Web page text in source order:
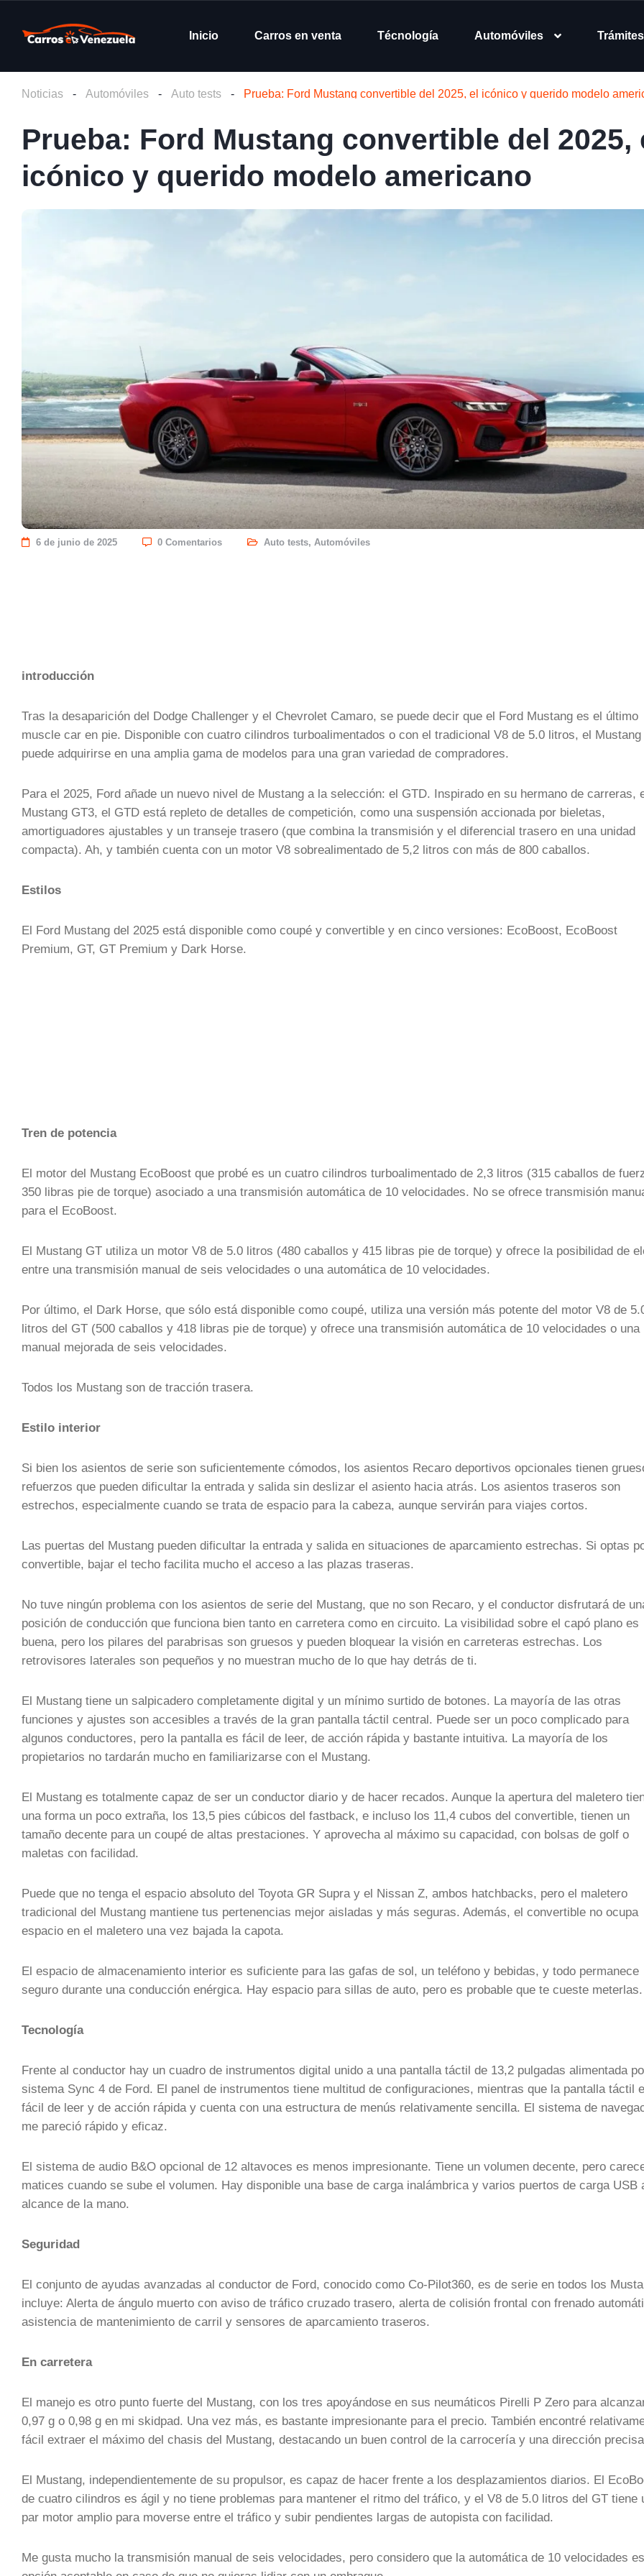
Inicio Carros en venta Técnología Automóviles
Noticias - Automóviles - Auto tests - Prueba: Ford Mustang convertible del 2025, el icónico y querido modelo
Prueba: Ford Mustang convertible del 2025,
icónico y querido modelo americano
6 de junio de 2025 0 Comentarios Auto tests, Automóviles
introducción
Tras la desaparición del Dodge Challenger y el Chevrolet Camaro, se puede decir que el Ford Mustang es el último
muscle car en pie. Disponible con cuatro cilindros turboalimentados o con el tradicional V8 de 5.0 litros, el Mustang
puede adquirirse en una amplia gama de modelos para una gran variedad de compradores.
Para el 2025, Ford añade un nuevo nivel de Mustang a la selección: el GTD. Inspirado en su hermano de carreras,
Mustang GT3, el GTD está repleto de detalles de competición, como una suspensión accionada por bieletas,
amortiguadores ajustables y un transeje trasero (que combina la transmisión y el diferencial trasero en una unidad
compacta). Ah, y también cuenta con un motor V8 sobrealimentado de 5,2 litros con más de 800 caballos.
Estilos
El Ford Mustang del 2025 está disponible como coupé y convertible y en cinco versiones: EcoBoost, EcoBoost
Premium, GT, GT Premium y Dark Horse.
Tren de potencia
El motor del Mustang EcoBoost que probé es un cuatro cilindros turboalimentado de 2,3 litros (315 caballos de
350 libras pie de torque) asociado a una transmisión automática de 10 velocidades. No se ofrece transmisión
para el EcoBoost.
El Mustang GT utiliza un motor V8 de 5.0 litros (480 caballos y 415 libras pie de torque) y ofrece la posibilidad de
entre una transmisión manual de seis velocidades o una automática de 10 velocidades.
Por último, el Dark Horse, que sólo está disponible como coupé, utiliza una versión más potente del motor V8 de
litros del GT (500 caballos y 418 libras pie de torque) y ofrece una transmisión automática de 10 velocidades o una
manual mejorada de seis velocidades.
Todos los Mustang son de tracción trasera.
Estilo interior
Si bien los asientos de serie son suficientemente cómodos, los asientos Recaro deportivos opcionales tienen
refuerzos que pueden dificultar la entrada y salida sin deslizar el asiento hacia atrás. Los asientos traseros son
estrechos, especialmente cuando se trata de espacio para la cabeza, aunque servirán para viajes cortos.
Las puertas del Mustang pueden dificultar la entrada y salida en situaciones de aparcamiento estrechas. Si optas
convertible, bajar el techo facilita mucho el acceso a las plazas traseras.
No tuve ningún problema con los asientos de serie del Mustang, que no son Recaro, y el conductor disfrutará de
posición de conducción que funciona bien tanto en carretera como en circuito. La visibilidad sobre el capó plano es
buena, pero los pilares del parabrisas son gruesos y pueden bloquear la visión en carreteras estrechas. Los
retrovisores laterales son pequeños y no muestran mucho de lo que hay detrás de ti.
El Mustang tiene un salpicadero completamente digital y un mínimo surtido de botones. La mayoría de las otras
funciones y ajustes son accesibles a través de la gran pantalla táctil central. Puede ser un poco complicado para
algunos conductores, pero la pantalla es fácil de leer, de acción rápida y bastante intuitiva. La mayoría de los
propietarios no tardarán mucho en familiarizarse con el Mustang.
El Mustang es totalmente capaz de ser un conductor diario y de hacer recados. Aunque la apertura del maletero
una forma un poco extraña, los 13,5 pies cúbicos del fastback, e incluso los 11,4 cubos del convertible, tienen un
tamaño decente para un coupé de altas prestaciones. Y aprovecha al máximo su capacidad, con bolsas de golf o
maletas con facilidad.
Puede que no tenga el espacio absoluto del Toyota GR Supra y el Nissan Z, ambos hatchbacks, pero el maletero
tradicional del Mustang mantiene tus pertenencias mejor aisladas y más seguras. Además, el convertible no ocupa
espacio en el maletero una vez bajada la capota.
El espacio de almacenamiento interior es suficiente para las gafas de sol, un teléfono y bebidas, y todo permanece
seguro durante una conducción enérgica. Hay espacio para sillas de auto, pero es probable que te cueste meterlas.
Tecnología
Frente al conductor hay un cuadro de instrumentos digital unido a una pantalla táctil de 13,2 pulgadas alimentada
sistema Sync 4 de Ford. El panel de instrumentos tiene multitud de configuraciones, mientras que la pantalla táctil
fácil de leer y de acción rápida y cuenta con una estructura de menús relativamente sencilla. El sistema de
me pareció rápido y eficaz.
El sistema de audio B&O opcional de 12 altavoces es menos impresionante. Tiene un volumen decente, pero
matices cuando se sube el volumen. Hay disponible una base de carga inalámbrica y varios puertos de carga USB
alcance de la mano.
Seguridad
El conjunto de ayudas avanzadas al conductor de Ford, conocido como Co-Pilot360, es de serie en todos los
incluye: Alerta de ángulo muerto con aviso de tráfico cruzado trasero, alerta de colisión frontal con frenado
asistencia de mantenimiento de carril y sensores de aparcamiento traseros.
En carretera
El manejo es otro punto fuerte del Mustang, con los tres apoyándose en sus neumáticos Pirelli P Zero para
0,97 g o 0,98 g en mi skidpad. Una vez más, es bastante impresionante para el precio. También encontré
fácil extraer el máximo del chasis del Mustang, destacando un buen control de la carrocería y una dirección
El Mustang, independientemente de su propulsor, es capaz de hacer frente a los desplazamientos diarios. El
de cuatro cilindros es ágil y no tiene problemas para mantener el ritmo del tráfico, y el V8 de 5.0 litros del GT tiene
par motor amplio para moverse entre el tráfico y subir pendientes largas de autopista con facilidad.
Me gusta mucho la transmisión manual de seis velocidades, pero considero que la automática de 10 velocidades